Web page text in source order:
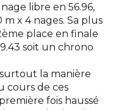
libre en 56.96,
x 4 nages. Sa plus
place en finale
soit un chrono
la manière
cours de ces
fois haussé